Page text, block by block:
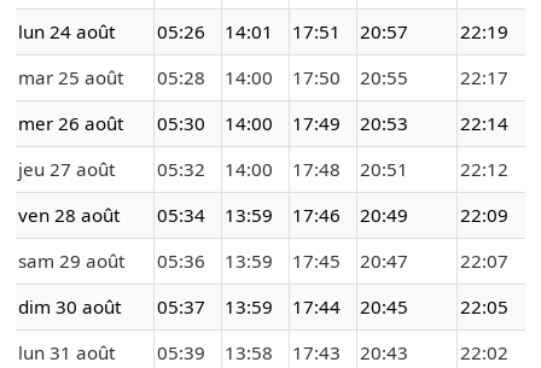
lun 24 août
05:26 14:01 17:51 20:57
22:19
mar 25 août
05:28 14:00 17:50 20:55
22:17
mer 26 août
05:30 14:00 17:49 20:53
22:14
jeu 27 août
05:32 14:00 17:48 20:51
22:12
ven 28 août
05:34 13:59 17:46 20:49
22:09
sam 29 août
05:36 13:59 17:45 20:47
22:07
dim 30 août
05:37 13:59 17:44 20:45
22:05
lun 31 août
05:39 13:58 17:43 20:43 22:02